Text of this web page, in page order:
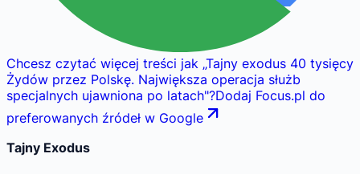
Chcesz czytać więcej treści jak „Tajny exodus 40 tysięcy
Żydów przez Polskę. Największa operacja służb
specjalnych ujawniona po latach"?Dodaj Focus.pl do
preferowanych źródeł w Google
Tajny Exodus